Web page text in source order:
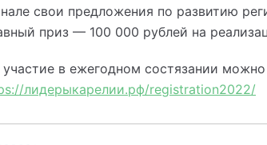
свои предложения по развитию
приз — 100 000 рублей на
участие в ежегодном состязании
лидерыкарелии.рф/registration2022/